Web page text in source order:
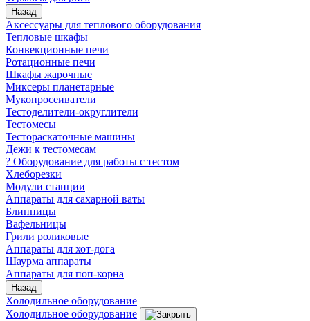
Назад
Аксессуары для теплового оборудования
Тепловые шкафы
Конвекционные печи
Ротационные печи
Шкафы жарочные
Миксеры планетарные
Мукопросеиватели
Тестоделители-округлители
Тестомесы
Тестораскаточные машины
Дежи к тестомесам
? Оборудование для работы с тестом
Хлеборезки
Модули станции
Аппараты для сахарной ваты
Блинницы
Вафельницы
Грили роликовые
Аппараты для хот-дога
Шаурма аппараты
Аппараты для поп-корна
Назад
Холодильное оборудование
Холодильное оборудование